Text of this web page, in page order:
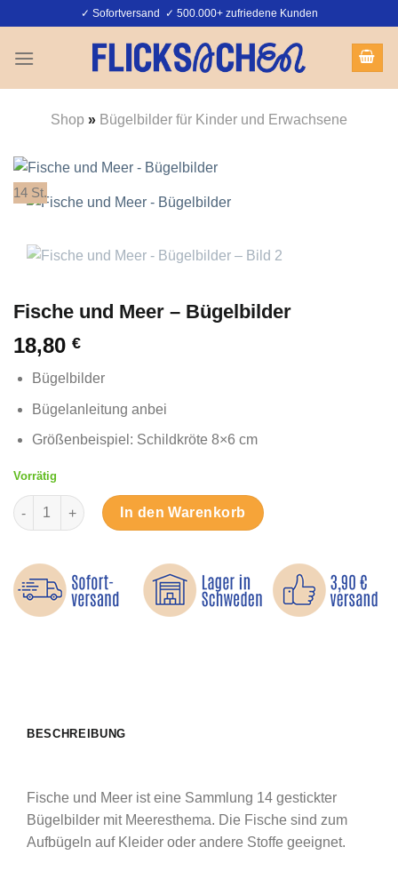
springen
✓ Sofortversand ✓ 500.000+ zufriedene Kunden
Shop » Bügelbilder für Kinder und Erwachsene
14 St.
Fische und Meer – Bügelbilder
18,80 €
Bügelbilder
Bügelanleitung anbei
Größenbeispiel: Schildkröte 8×6 cm
Vorrätig
Fische und Meer - Bügelbilder Menge
In den Warenkorb
BESCHREIBUNG
Fische und Meer ist eine Sammlung 14 gestickter
Bügelbilder mit Meeresthema. Die Fische sind zum
Aufbügeln auf Kleider oder andere Stoffe geeignet.